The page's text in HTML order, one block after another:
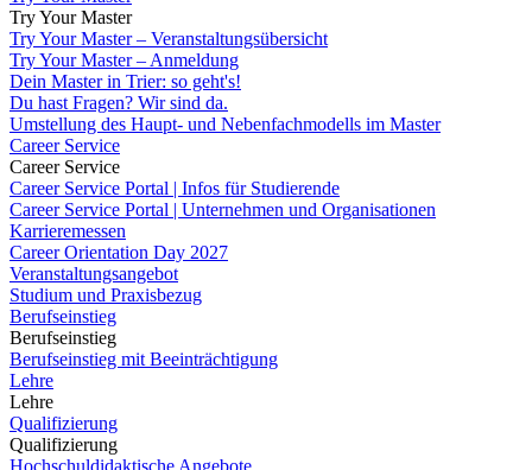
Try Your Master
Try Your Master – Veranstaltungsübersicht
Try Your Master – Anmeldung
Dein Master in Trier: so geht's!
Du hast Fragen? Wir sind da.
Umstellung des Haupt- und Nebenfachmodells im Master
Career Service
Career Service
Career Service Portal | Infos für Studierende
Career Service Portal | Unternehmen und Organisationen
Karrieremessen
Career Orientation Day 2027
Veranstaltungsangebot
Studium und Praxisbezug
Berufseinstieg
Berufseinstieg
Berufseinstieg mit Beeinträchtigung
Lehre
Lehre
Qualifizierung
Qualifizierung
Hochschuldidaktische Angebote